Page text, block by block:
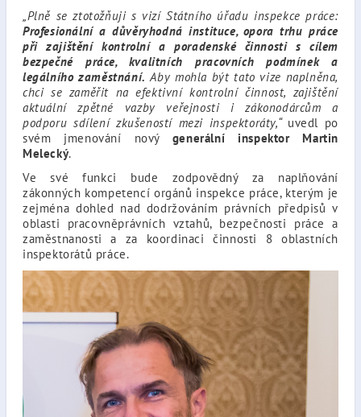
„Plně se ztotožňuji s vizí Státního úřadu inspekce práce:
Profesionální a důvěryhodná instituce, opora trhu práce
při zajištění kontrolní a poradenské činnosti s cílem
bezpečné práce, kvalitních pracovních podmínek a
legálního zaměstnání. Aby mohla být tato vize naplněna,
chci se zaměřit na efektivní kontrolní činnost, zajištění
aktuální zpětné vazby veřejnosti i zákonodárcům a
podporu sdílení zkušeností mezi inspektoráty,“ uvedl po
svém jmenování nový generální inspektor Martin
Melecký.
Ve své funkci bude zodpovědný za naplňování
zákonných kompetencí orgánů inspekce práce, kterým je
zejména dohled nad dodržováním právních předpisů v
oblasti pracovněprávních vztahů, bezpečnosti práce a
zaměstnanosti a za koordinaci činnosti 8 oblastních
inspektorátů práce.